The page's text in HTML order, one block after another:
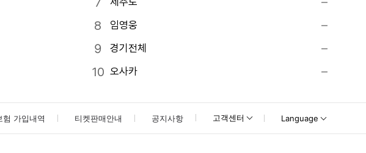
임영웅
경기전체
오사카
험 가입내역 티켓판매안내 공지사항 고객센터 Language